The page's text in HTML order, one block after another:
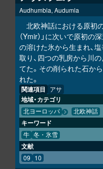
Audhumbla, Audumla
北欧神話における原初
（Ymir）」に次いで原初の
の溶けた氷から生まれ、
取り、四つの乳房から川
てた。その削られた石から
れた。
関連項目 アサ
地域・カテゴリ
北ヨーロッパ 北欧神話
キーワード
牛 冬・氷雪
文献
09 10